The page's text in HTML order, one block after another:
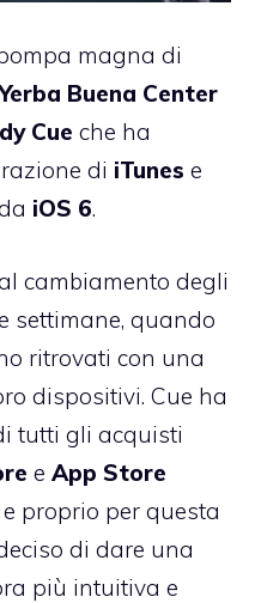
magna di
Buena Center
Cue che ha
di iTunes e
iOS 6.
cambiamento degli
settimane, quando
ritrovati con una
dispositivi. Cue ha
tutti gli acquisti
e App Store
e proprio per questa
di dare una
più intuitiva e